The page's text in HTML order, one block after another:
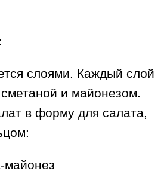
слоями. Каждый слой
и майонезом.
в форму для салата,
майонез